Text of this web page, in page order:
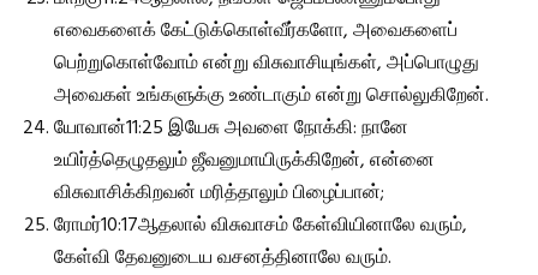
எவைகளைக் கேட்டுக்கொள்வீர்களோ, அவைகளைப்
பெற்றுகொள்வோம் என்று விசுவாசியுங்கள், அப்பொழுது
அவைகள் உங்களுக்கு உண்டாகும் என்று சொல்லுகிறேன்.
யோவான்11:25 இயேசு அவளை நோக்கி: நானே
உயிர்த்தெழுதலும் ஜீவனுமாயிருக்கிறேன், என்னை
விசுவாசிக்கிறவன் மரித்தாலும் பிழைப்பான்;
ரோமர்10:17ஆதலால் விசுவாசம் கேள்வியினாலே வரும்,
கேள்வி தேவனுடைய வசனத்தினாலே வரும்.